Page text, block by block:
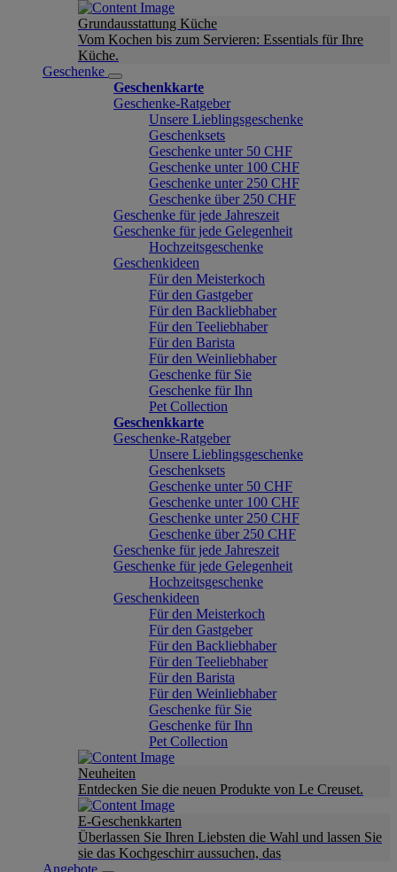
Grundausstattung Küche
Vom Kochen bis zum Servieren: Essentials für Ihre
Küche.
Geschenke
Geschenkkarte
Geschenke-Ratgeber
Unsere Lieblingsgeschenke
Geschenksets
Geschenke unter 50 CHF
Geschenke unter 100 CHF
Geschenke unter 250 CHF
Geschenke über 250 CHF
Geschenke für jede Jahreszeit
Geschenke für jede Gelegenheit
Hochzeitsgeschenke
Geschenkideen
Für den Meisterkoch
Für den Gastgeber
Für den Backliebhaber
Für den Teeliebhaber
Für den Barista
Für den Weinliebhaber
Geschenke für Sie
Geschenke für Ihn
Pet Collection
Geschenkkarte
Geschenke-Ratgeber
Unsere Lieblingsgeschenke
Geschenksets
Geschenke unter 50 CHF
Geschenke unter 100 CHF
Geschenke unter 250 CHF
Geschenke über 250 CHF
Geschenke für jede Jahreszeit
Geschenke für jede Gelegenheit
Hochzeitsgeschenke
Geschenkideen
Für den Meisterkoch
Für den Gastgeber
Für den Backliebhaber
Für den Teeliebhaber
Für den Barista
Für den Weinliebhaber
Geschenke für Sie
Geschenke für Ihn
Pet Collection
Neuheiten
Entdecken Sie die neuen Produkte von Le Creuset.
E-Geschenkkarten
Überlassen Sie Ihren Liebsten die Wahl und lassen Sie
sie das Kochgeschirr aussuchen, das
Angebote